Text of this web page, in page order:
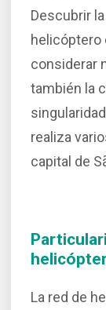
Descubrir
helicóptero
considerar
también la
realiza
capital de
La red de